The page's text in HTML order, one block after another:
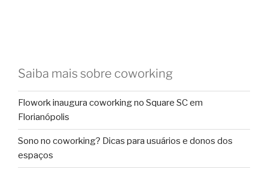
Saiba mais sobre coworking
Flowork inaugura coworking no Square SC em
Florianópolis
Sono no coworking? Dicas para usuários e donos dos
espaços